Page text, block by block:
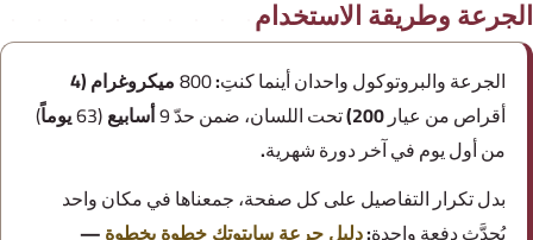
الجرعة وطريقة الاستخدام
الجرعة والبروتوكول واحدان أينما كنتِ:800 ميكروغرام
(4
أقراص من عيار 200) تحت اللسان، ضمن حدّ
9 أسابيع (63 يوماً)
من أول يوم في آخر دورة شهرية.
بدل تكرار التفاصيل على كل صفحة، جمعناها في مكان واحد
يُحدَّث دفعة واحدة:دليل جرعة سايتوتك خطوة بخطوة—